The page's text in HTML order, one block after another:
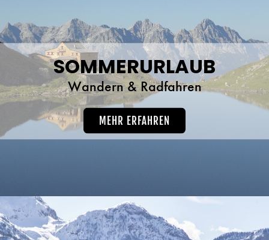
SOMMERURLAUB
Wandern & Radfahren
MEHR ERFAHREN